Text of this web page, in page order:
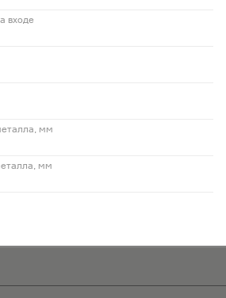
входе
мм
мм